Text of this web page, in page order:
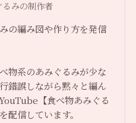
るみの制作者
の編み図や作り方を発信
物系のあみぐるみが少な
錯誤しながら黙々と編ん
【食べ物あみぐる
配信しています。